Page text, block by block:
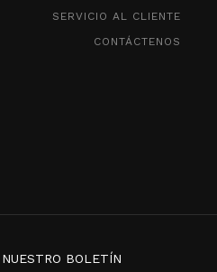
SERVICIO AL CLIENTE
CONTÁCTENOS
BOLETÍN